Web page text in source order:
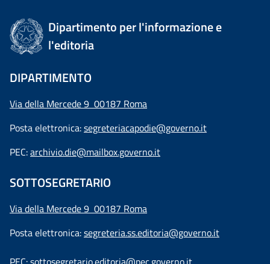
Dipartimento per l'informazione e
l'editoria
DIPARTIMENTO
Via della Mercede 9 00187 Roma
Posta elettronica:segreteriacapodie@governo.it
PEC:archivio.die@mailbox.governo.it
SOTTOSEGRETARIO
Via della Mercede 9 00187 Roma
Posta elettronica:segreteria.ss.editoria@governo.it